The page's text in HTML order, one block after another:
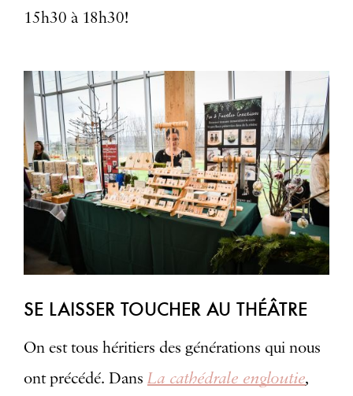
15h30 à 18h30!
SE LAISSER TOUCHER AU THÉÂTRE
On est tous héritiers des générations qui nous
ont précédé. Dans La cathédrale engloutie,